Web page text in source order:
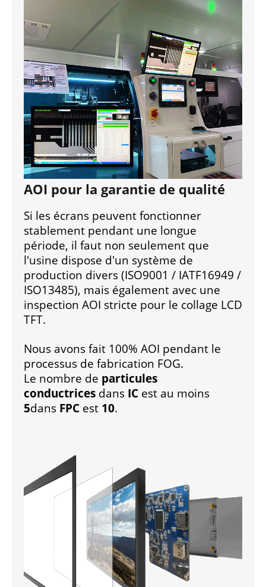
AOI pour la garantie de qualité
Si les écrans peuvent fonctionner
stablement pendant une longue
période, il faut non seulement que
l'usine dispose d'un système de
production divers (ISO9001 / IATF16949 /
ISO13485), mais également avec une
inspection AOI stricte pour le collage LCD
TFT.
Nous avons fait 100% AOI pendant le
processus de fabrication FOG.
Le nombre de particules
conductrices dans IC est au moins
5dans FPC est 10.